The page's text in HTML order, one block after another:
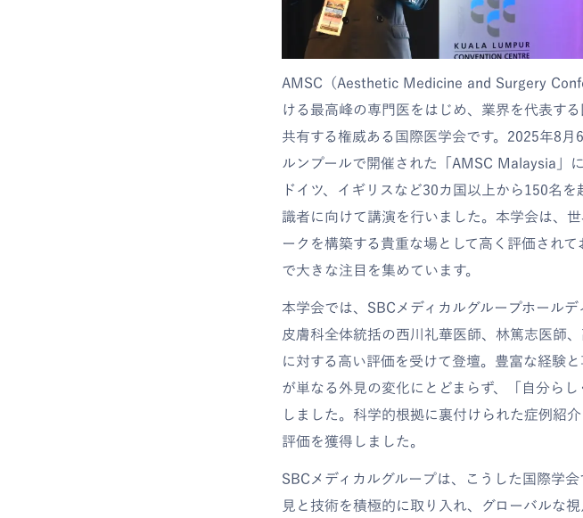
AMSC（Aesthetic Medicine and Surgery
ける最高峰の専門医をはじめ、業界を代表す
共有する権威ある国際医学会です。2025年8
ルンプールで開催された「AMSC Malaysia」
ドイツ、イギリスなど30カ国以上から150名
識者に向けて講演を行いました。本学会は、
ークを構築する貴重な場として高く評価され
で大きな注目を集めています。
本学会では、SBCメディカルグループホール
皮膚科全体統括の西川礼華医師、林篤志医師
に対する高い評価を受けて登壇。豊富な経験
が単なる外見の変化にとどまらず、「自分ら
しました。科学的根拠に裏付けられた症例紹
評価を獲得しました。
SBCメディカルグループは、こうした国際学
見と技術を積極的に取り入れ、グローバルな